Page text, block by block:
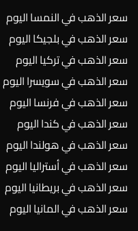
سعر الذهب في النمسا اليوم
سعر الذهب في بلجيكا اليوم
سعر الذهب في تركيا اليوم
سعر الذهب في سويسرا اليوم
سعر الذهب في فرنسا اليوم
سعر الذهب في كندا اليوم
سعر الذهب في هولندا اليوم
سعر الذهب في أستراليا اليوم
سعر الذهب في بريطانيا اليوم
سعر الذهب في المانيا اليوم